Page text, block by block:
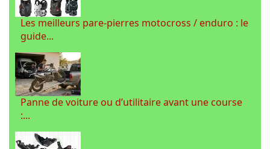
Les meilleurs pare-pierres motocross / enduro : le
guide...
Panne de voiture ou d’utilitaire avant une course
:...